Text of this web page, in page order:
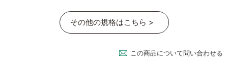
その他の規格はこちら >
この商品について問い合わせる